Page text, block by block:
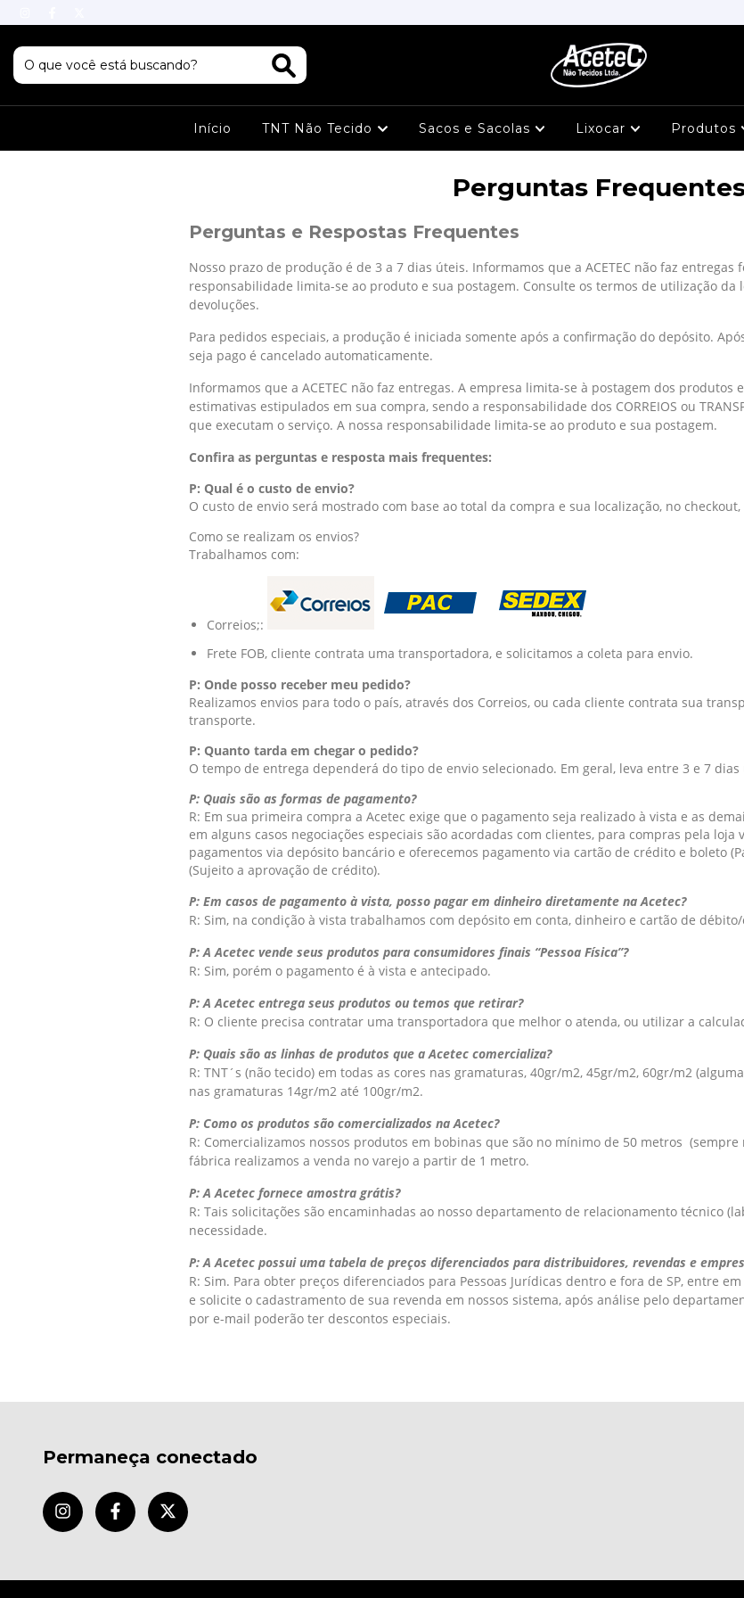
Início TNT Não Tecido Sacos e Sacolas Lixocar Produtos
Perguntas
Perguntas e Respostas Frequentes
Nosso prazo de produção é de 3 a 7 dias úteis. Informamos que a ACETEC não faz entregas
responsabilidade limita-se ao produto e sua postagem. Consulte os termos de utilização da
devoluções.
Para pedidos especiais, a produção é iniciada somente após a confirmação do depósito.
seja pago é cancelado automaticamente.
Informamos que a ACETEC não faz entregas. A empresa limita-se à postagem dos produtos
estimativas estipulados em sua compra, sendo a responsabilidade dos CORREIOS ou
que executam o serviço. A nossa responsabilidade limita-se ao produto e sua postagem.
Confira as perguntas e resposta mais frequentes:
P: Qual é o custo de envio?
O custo de envio será mostrado com base ao total da compra e sua localização, no
Como se realizam os envios?
Trabalhamos com:
Correios;:
Frete FOB, cliente contrata uma transportadora, e solicitamos a coleta para envio.
P: Onde posso receber meu pedido?
Realizamos envios para todo o país, através dos Correios, ou cada cliente contrata sua
transporte.
P: Quanto tarda em chegar o pedido?
O tempo de entrega dependerá do tipo de envio selecionado. Em geral, leva entre 3 e 7
P: Quais são as formas de pagamento?
R: Em sua primeira compra a Acetec exige que o pagamento seja realizado à vista e as
em alguns casos negociações especiais são acordadas com clientes, para compras pela
pagamentos via depósito bancário e oferecemos pagamento via cartão de crédito e boleto
(Sujeito a aprovação de crédito).
P: Em casos de pagamento à vista, posso pagar em dinheiro diretamente na Acetec?
R: Sim, na condição à vista trabalhamos com depósito em conta, dinheiro e cartão de
P: A Acetec vende seus produtos para consumidores finais “Pessoa Física”?
R: Sim, porém o pagamento é à vista e antecipado.
P: A Acetec entrega seus produtos ou temos que retirar?
R: O cliente precisa contratar uma transportadora que melhor o atenda, ou utilizar a
P: Quais são as linhas de produtos que a Acetec comercializa?
R: TNT´s (não tecido) em todas as cores nas gramaturas, 40gr/m2, 45gr/m2, 60gr/m2
nas gramaturas 14gr/m2 até 100gr/m2.
P: Como os produtos são comercializados na Acetec?
R: Comercializamos nossos produtos em bobinas que são no mínimo de 50 metros
fábrica realizamos a venda no varejo a partir de 1 metro.
P: A Acetec fornece amostra grátis?
R: Tais solicitações são encaminhadas ao nosso departamento de relacionamento técnico
necessidade.
P: A Acetec possui uma tabela de preços diferenciados para distribuidores, revendas e
R: Sim. Para obter preços diferenciados para Pessoas Jurídicas dentro e fora de SP, entre
e solicite o cadastramento de sua revenda em nossos sistema, após análise pelo
por e-mail poderão ter descontos especiais.
Permaneça conectado